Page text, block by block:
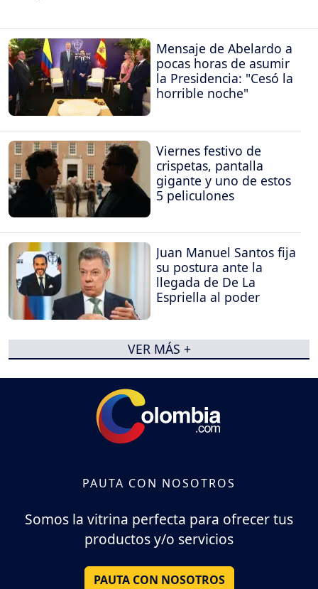
Mensaje de Abelardo a
pocas horas de asumir
la Presidencia: "Cesó la
horrible noche"
Viernes festivo de
crispetas, pantalla
gigante y uno de estos
5 peliculones
Juan Manuel Santos fija
su postura ante la
llegada de De La
Espriella al poder
VER MÁS +
PAUTA CON NOSOTROS
Somos la vitrina perfecta para ofrecer tus
productos y/o servicios
PAUTA CON NOSOTROS